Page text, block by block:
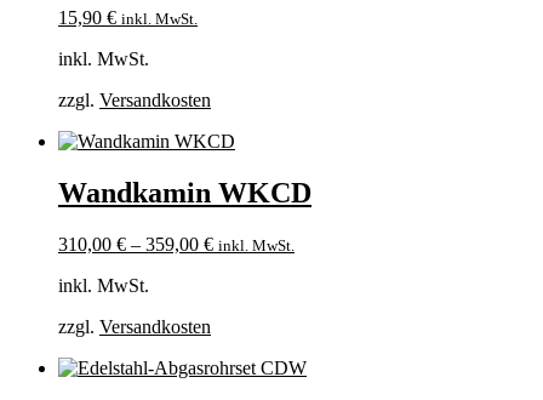
15,90 € inkl. MwSt.
inkl. MwSt.
zzgl. Versandkosten
Wandkamin WKCD
310,00 € – 359,00 € inkl. MwSt.
inkl. MwSt.
zzgl. Versandkosten